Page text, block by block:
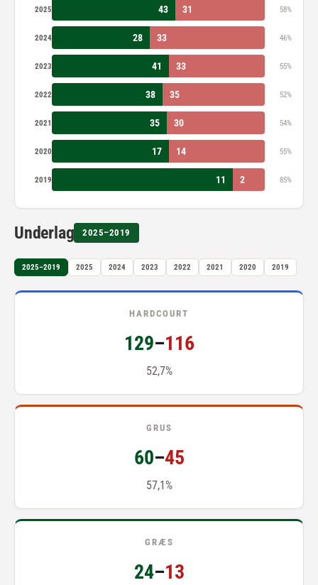
2025 43 31 58%
2024 28 33 46%
2023 41 33 55%
2022 38 35 52%
2021 35 30 54%
2020 17 14 55%
2019 11 2 85%
Underlag 2025–2019
2025–2019 2025 2024 2023 2022 2021 2020 2019
HARDCOURT
129–116
52,7%
GRUS
60–45
57,1%
GRÆS
24–13